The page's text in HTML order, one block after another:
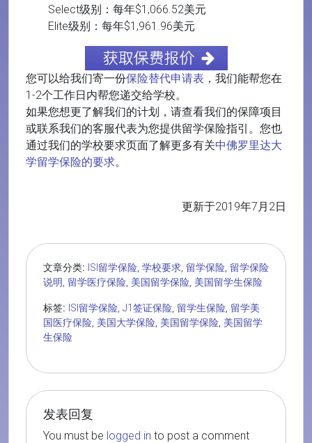
Select级别：每年$1,066.52美元
Elite级别：每年$1,961.96美元
您可以给我们寄一份保险替代申请表 ，我们能帮您在
1-2个工作日内帮您递交给学校。
如果您想更了解我们的计划，请查看我们的保障项目
或联系我们的客服代表为您提供留学保险指引。您也
通过我们的学校要求页面了解更多有关中佛罗里达大
学留学保险的要求。
更新于2019年7月2日
文章分类: ISI留学保险, 学校要求, 留学保险, 留学保险
说明, 留学医疗保险, 美国留学保险, 美国留学生保险
标签: ISI留学保险, J1签证保险, 留学生保险, 留学美
国医疗保险, 美国大学保险, 美国留学保险, 美国留学
生保险
发表回复
You must be logged in to post a comment